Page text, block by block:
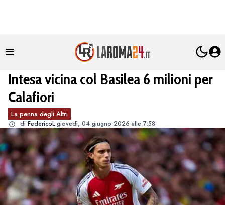
Intesa vicina col Basilea 6 milioni per
Calafiori
La penna degli Altri
di FedericoL giovedì, 04 giugno 2026 alle 7:58